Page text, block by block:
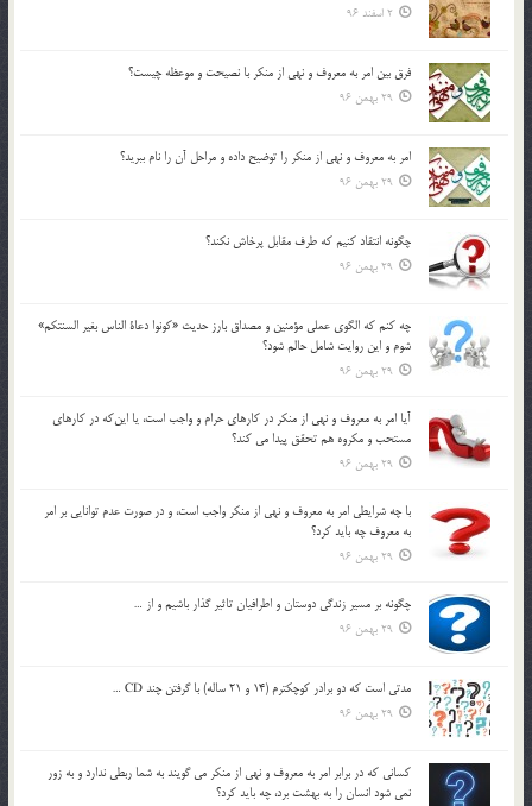
2 اسفند 96
فرق بين امر به معروف و نهي از منكر با نصيحت و موعظه چيست؟
29 بهمن 96
امر به معروف و نهي از منكر را توضيح داده و مراحل آن را نام ببريد؟
29 بهمن 96
چگونه انتقاد كنيم كه طرف مقابل پرخاش نكند؟
29 بهمن 96
چه كنم كه الگوي عملي مؤمنين و مصداق بارز حديث «كونوا دعاة الناس بغير السنتكم»
شوم و اين روايت شامل حالم شود؟
29 بهمن 96
آيا امر به معروف و نهي از منكر در كارهاي حرام و واجب است، يا اين‌كه در كارهاي
مستحب و مكروه هم تحقق پيدا مي كند؟
29 بهمن 96
با چه شرايطي امر به معروف و نهي از منکر واجب است، و در صورت عدم توانايي بر امر
به معروف چه بايد کرد؟
29 بهمن 96
چگونه بر مسير زندگي دوستان و اطرافيان تاثير گذار باشيم و از …
29 بهمن 96
مدتي است كه دو برادر كوچكترم (14 و 21 ساله) با گرفتن چند CD …
29 بهمن 96
كساني كه در برابر امر به معروف و نهي از منكر مي گويند به شما ربطي ندارد و به زور
نمي شود انسان را به بهشت برد، چه بايد كرد؟